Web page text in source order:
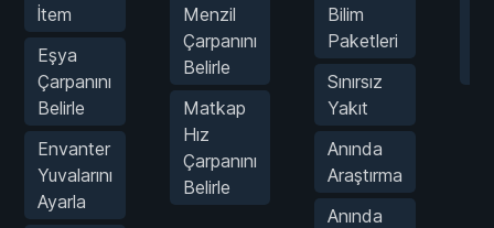
İtem
Eşya
Çarpanını
Belirle
Envanter
Yuvalarını
Ayarla
Menzil
Çarpanını
Belirle
Matkap
Hız
Çarpanını
Belirle
Bilim
Paketleri
Sınırsız
Yakıt
Anında
Araştırma
Anında